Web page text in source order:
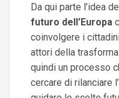
Da qui parte l’idea
futuro dell’Europa
coinvolgere i
attori della
quindi un processo
cercare di rilanciare